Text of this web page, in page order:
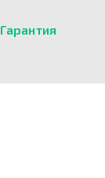
Гарантия